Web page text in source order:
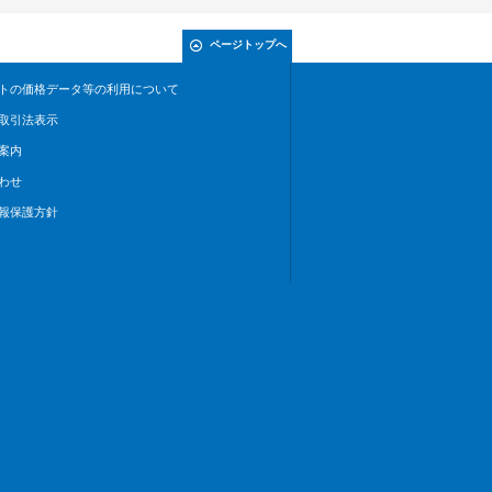
ページトップへ
の価格データ等の利用について
引法表示
内
せ
保護方針